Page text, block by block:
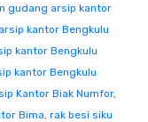
gudang arsip kantor
kantor Bengkulu
kantor Bengkulu
kantor Bengkulu
Kantor Biak Numfor,
Bima, rak besi siku